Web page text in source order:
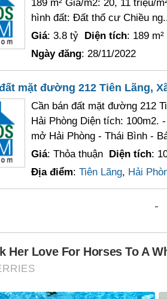
189 m² Giá/m2: 20, 11 triệu/
hình đất: Đất thổ cư Chiều
Giá: 3.8 tỷ Diện tích: 189 m²
Ngày đăng: 28/11/2022
mặt đường 212 Tiên Lãng,
Cần bán đất mặt đường 212
Hải Phòng Diện tích: 100m2.
mở Hải Phòng - Thái Bình -
Giá: Thỏa thuận Diện tích:
Địa điểm: Tiên Lãng, Hải